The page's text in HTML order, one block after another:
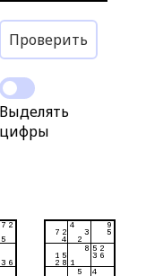
Проверить
Выделять
цифры